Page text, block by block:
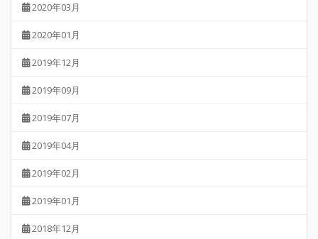
2020年03月
2020年01月
2019年12月
2019年09月
2019年07月
2019年04月
2019年02月
2019年01月
2018年12月